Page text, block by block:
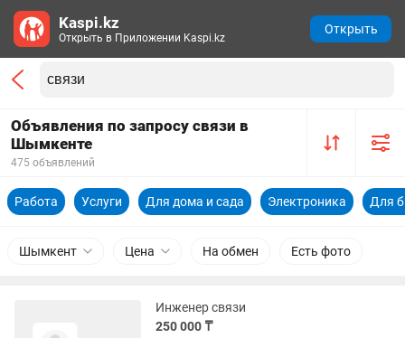
Объявления по запросу связи в
Шымкенте
475 объявлений
Работа Услуги Для дома и сада Электроника Для
Шымкент Цена На обмен Есть фото
Инженер связи
250 000 ₸
Kaspi.kz
Открыть в Приложении Kaspi.kz
Открыть